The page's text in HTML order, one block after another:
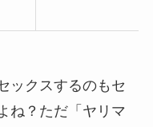
ックスするのもセ
ね？ただ「ヤリマ